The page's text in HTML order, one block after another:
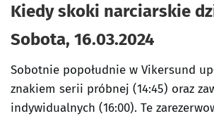
Kiedy skoki narciarskie
Sobota, 16.03.2024
Sobotnie popołudnie w Vikersund
znakiem serii próbnej (14:45) oraz
indywidualnych (16:00). Te